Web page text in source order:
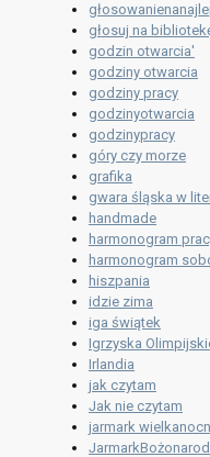
głosuj na
godzin otwarcia'
godziny otwarcia
godziny pracy
godzinyotwarcia
godzinypracy
góry czy morze
grafika
gwara śląska w
handmade
harmonogram
harmonogram
hiszpania
idzie zima
iga świątek
Igrzyska
Irlandia
jak czytam
Jak nie czytam
jarmark